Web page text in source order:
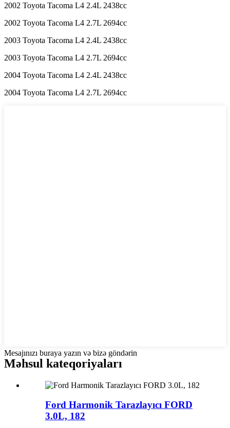
2002 Toyota Tacoma L4 2.4L 2438cc
2002 Toyota Tacoma L4 2.7L 2694cc
2003 Toyota Tacoma L4 2.4L 2438cc
2003 Toyota Tacoma L4 2.7L 2694cc
2004 Toyota Tacoma L4 2.4L 2438cc
2004 Toyota Tacoma L4 2.7L 2694cc
Mesajınızı buraya yazın və bizə göndərin
Məhsul kateqoriyaları
Ford Harmonik Tarazlayıcı FORD
3.0L, 182